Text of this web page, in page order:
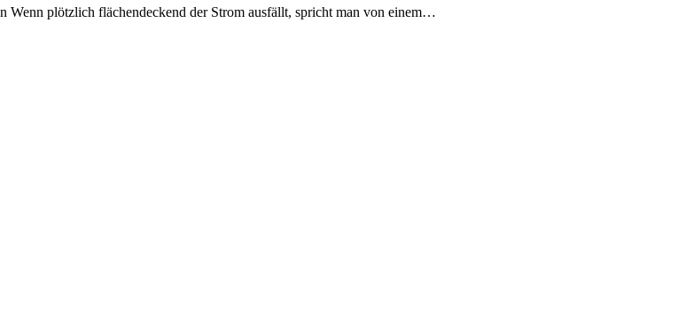
Wenn plötzlich flächendeckend der Strom ausfällt, spricht man von einem…